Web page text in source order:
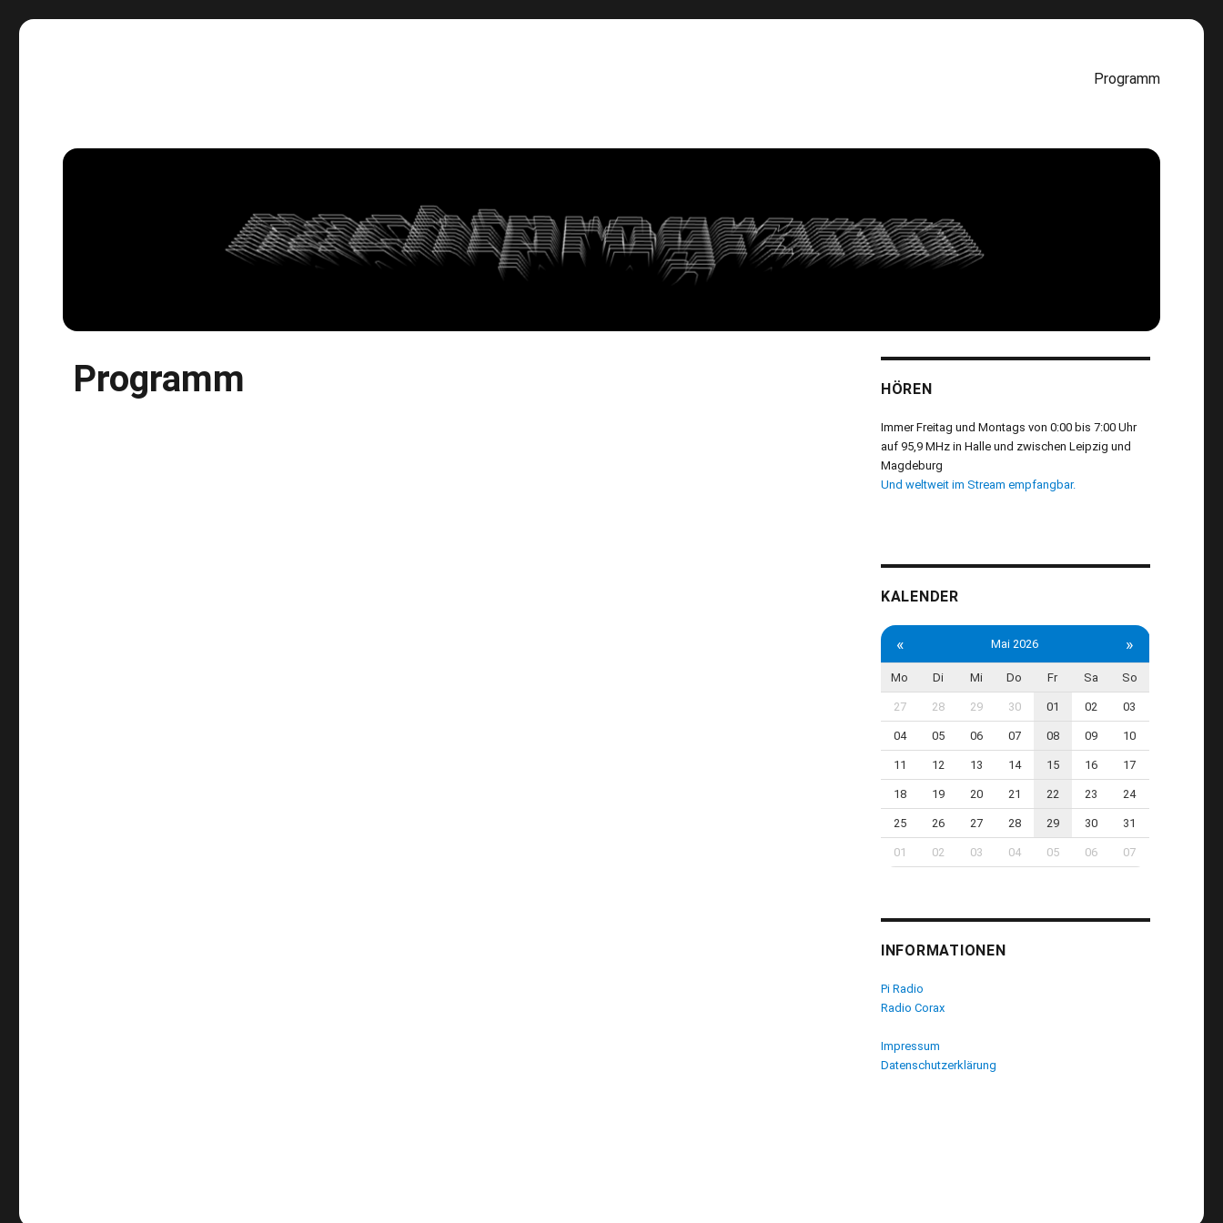
Programm
Programm HÖREN
Immer Freitag und Montags von 0:00 bis 7:00 Uhr
auf 95,9 MHz in Halle und zwischen Leipzig und
Magdeburg
Und weltweit im Stream empfangbar.
KALENDER
« Mai 2026 »
Mo Di Mi Do Fr Sa So
27 28 29 30 01 02 03
04 05 06 07 08 09 10
11 12 13 14 15 16 17
18 19 20 21 22 23 24
25 26 27 28 29 30 31
01 02 03 04 05 06 07
INFORMATIONEN
Pi Radio
Radio Corax
Impressum
Datenschutzerklärung